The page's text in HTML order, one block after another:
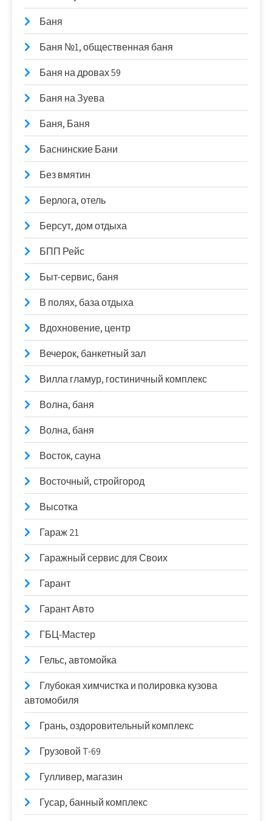
Баня
Баня №1, общественная баня
Баня на дровах 59
Баня на Зуева
Баня, Баня
Баснинские Бани
Без вмятин
Берлога, отель
Берсут, дом отдыха
БПП Рейс
Быт-сервис, баня
В полях, база отдыха
Вдохновение, центр
Вечерок, банкетный зал
Вилла гламур, гостиничный комплекс
Волна, баня
Волна, баня
Восток, сауна
Восточный, стройгород
Высотка
Гараж 21
Гаражный сервис для Своих
Гарант
Гарант Авто
ГБЦ-Мастер
Гельс, автомойка
Глубокая химчистка и полировка кузова
автомобиля
Грань, оздоровительный комплекс
Грузовой T-69
Гулливер, магазин
Гусар, банный комплекс